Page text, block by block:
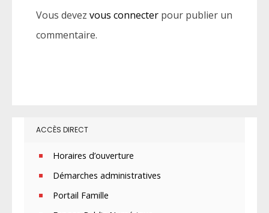
Vous devez vous connecter pour publier un
commentaire.
ACCÈS DIRECT
Horaires d’ouverture
Démarches administratives
Portail Famille